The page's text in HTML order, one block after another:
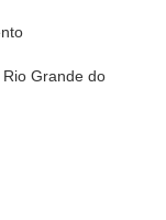
Grande do